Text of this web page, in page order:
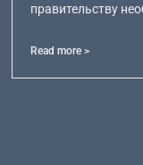
правительству
Read more >